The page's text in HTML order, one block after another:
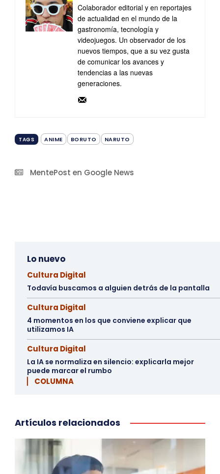
Colaborador editorial y en reportajes
de actualidad en el mundo de la
gastronomía, tecnología y
videojuegos. Un observador de los
nuevos tiempos, que a su vez gusta
de comunicar los avances y
tendencias a las nuevas
generaciones.
TAGS ANIME BORUTO NARUTO
MentePost en Google News
Lo nuevo
Cultura Digital
Todavía buscamos a alguien detrás de la pantalla
Cultura Digital
4 momentos en los que conviene explicar que
utilizamos IA
Cultura Digital
La IA se normaliza en silencio: explicarla mejor
puede marcar el rumbo
▏ COLUMNA
Artículos relacionados